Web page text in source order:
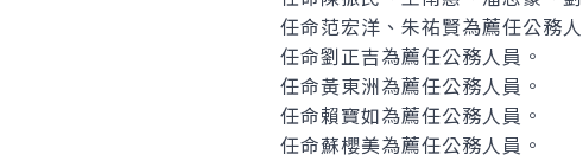
任命范宏洋、朱祐賢為薦任公務人
任命劉正吉為薦任公務人員。
任命黃東洲為薦任公務人員。
任命賴寶如為薦任公務人員。
任命蘇櫻美為薦任公務人員。